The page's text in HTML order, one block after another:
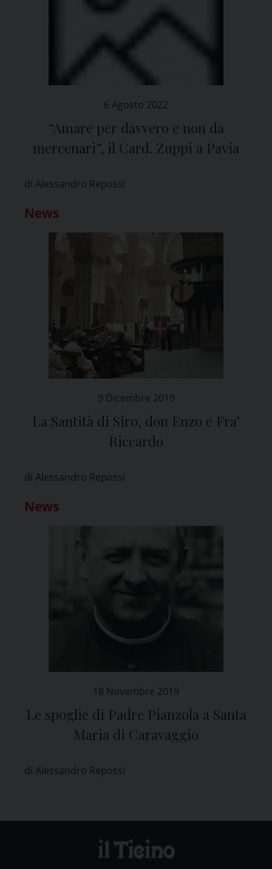
6 Agosto 2022
“Amare per davvero e non da
mercenari”, il Card. Zuppi a Pavia
di Alessandro Repossi
News
9 Dicembre 2019
La Santità di Siro, don Enzo e Fra’
Riccardo
di Alessandro Repossi
News
18 Novembre 2019
Le spoglie di Padre Pianzola a Santa
Maria di Caravaggio
di Alessandro Repossi